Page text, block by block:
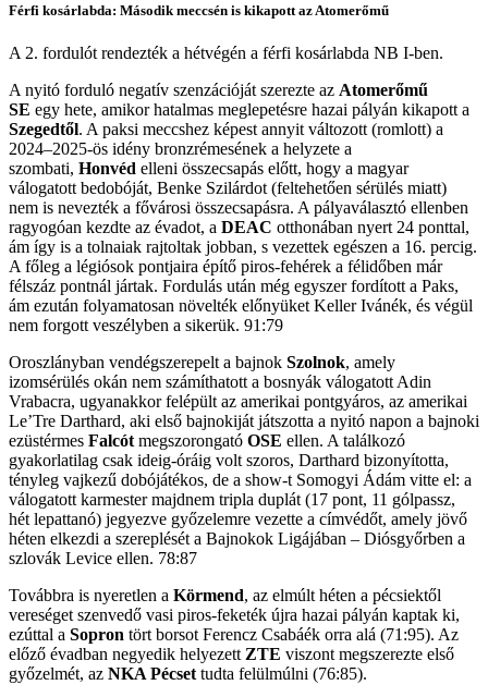
Férfi kosárlabda: Második meccsén is kikapott az Atomerőmű
A 2. fordulót rendezték a hétvégén a férfi kosárlabda NB I-ben.
A nyitó forduló negatív szenzációját szerezte az Atomerőmű
SE egy hete, amikor hatalmas meglepetésre hazai pályán kikapott a
Szegedtől. A paksi meccshez képest annyit változott (romlott) a
2024–2025-ös idény bronzrémesének a helyzete a
szombati, Honvéd elleni összecsapás előtt, hogy a magyar
válogatott bedobóját, Benke Szilárdot (feltehetően sérülés miatt)
nem is nevezték a fővárosi összecsapásra. A pályaválasztó ellenben
ragyogóan kezdte az évadot, a DEAC otthonában nyert 24 ponttal,
ám így is a tolnaiak rajtoltak jobban, s vezettek egészen a 16. percig.
A főleg a légiósok pontjaira építő piros-fehérek a félidőben már
félszáz pontnál jártak. Fordulás után még egyszer fordított a Paks,
ám ezután folyamatosan növelték előnyüket Keller Ivánék, és végül
nem forgott veszélyben a sikerük. 91:79
Oroszlányban vendégszerepelt a bajnok Szolnok, amely
izomsérülés okán nem számíthatott a bosnyák válogatott Adin
Vrabacra, ugyanakkor felépült az amerikai pontgyáros, az amerikai
Le’Tre Darthard, aki első bajnokiját játszotta a nyitó napon a bajnoki
ezüstérmes Falcót megszorongató OSE ellen. A találkozó
gyakorlatilag csak ideig-óráig volt szoros, Darthard bizonyította,
tényleg vajkezű dobójátékos, de a show-t Somogyi Ádám vitte el: a
válogatott karmester majdnem tripla duplát (17 pont, 11 gólpassz,
hét lepattanó) jegyezve győzelemre vezette a címvédőt, amely jövő
héten elkezdi a szereplését a Bajnokok Ligájában – Diósgyőrben a
szlovák Levice ellen. 78:87
Továbbra is nyeretlen a Körmend, az elmúlt héten a pécsiektől
vereséget szenvedő vasi piros-feketék újra hazai pályán kaptak ki,
ezúttal a Sopron tört borsot Ferencz Csabáék orra alá (71:95). Az
előző évadban negyedik helyezett ZTE viszont megszerezte első
győzelmét, az NKA Pécset tudta felülmúlni (76:85).